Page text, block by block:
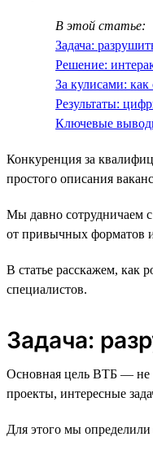
В этой статье:
Задача:
Решение:
За кулисами: как
Результаты:
Ключевые
Конкуренция за
простого описания
Мы давно сотрудничаем
от привычных форматов
В статье расскажем, как
специалистов.
Задача:
Основная цель ВТБ — не
проекты, интересные
Для этого мы определили